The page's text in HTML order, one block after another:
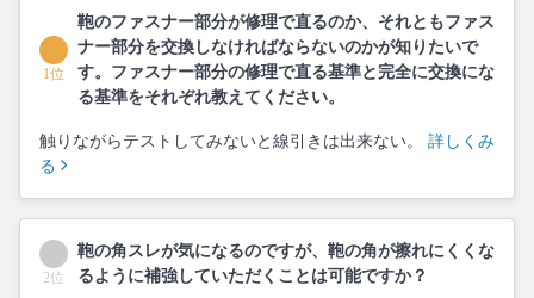
1位
鞄のファスナー部分が修理で直るのか、それともファス
ナー部分を交換しなければならないのかが知りたいで
す。ファスナー部分の修理で直る基準と完全に交換にな
る基準をそれぞれ教えてください。
触りながらテストしてみないと線引きは出来ない。 詳しくみ
る
2位
鞄の角スレが気になるのですが、鞄の角が擦れにくくな
るように補強していただくことは可能ですか？